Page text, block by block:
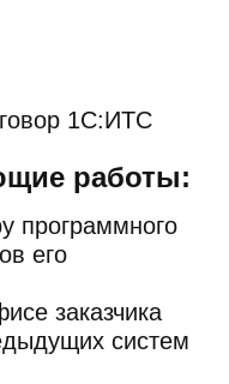
1С:ИТС
работы:
программного
его
заказчика
систем